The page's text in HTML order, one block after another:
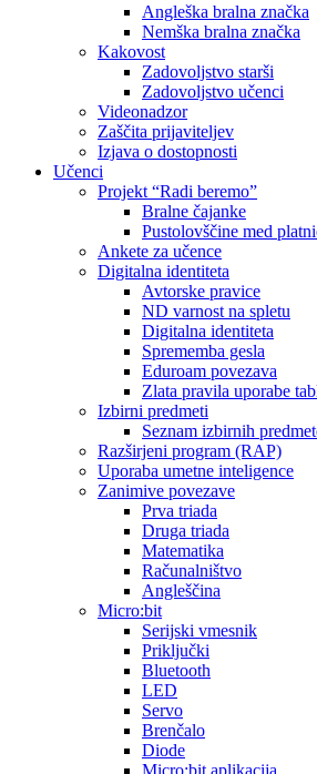
Angleška bralna značka
Nemška bralna značka
Kakovost
Zadovoljstvo starši
Zadovoljstvo učenci
Videonadzor
Zaščita prijaviteljev
Izjava o dostopnosti
Učenci
Projekt “Radi beremo”
Bralne čajanke
Pustolovščine med
Ankete za učence
Digitalna identiteta
Avtorske pravice
ND varnost na spletu
Digitalna identiteta
Sprememba gesla
Eduroam povezava
Zlata pravila uporabe
Izbirni predmeti
Seznam izbirnih
Razširjeni program (RAP)
Uporaba umetne inteligence
Zanimive povezave
Prva triada
Druga triada
Matematika
Računalništvo
Angleščina
Micro:bit
Serijski vmesnik
Priključki
Bluetooth
LED
Servo
Brenčalo
Diode
Micro:bit aplikacija